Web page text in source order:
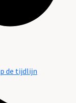
de tijdlijn